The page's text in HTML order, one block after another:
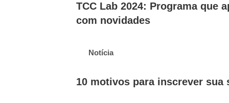
TCC Lab 2024: Programa que
com novidades
Notícia
10 motivos para inscrever sua